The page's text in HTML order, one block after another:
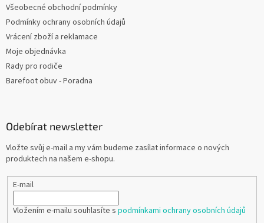
Všeobecné obchodní podmínky
Podmínky ochrany osobních údajů
Vrácení zboží a reklamace
Moje objednávka
Rady pro rodiče
Barefoot obuv - Poradna
Odebírat newsletter
Vložte svůj e-mail a my vám budeme zasílat informace o nových
produktech na našem e-shopu.
E-mail
Vložením e-mailu souhlasíte s podmínkami ochrany osobních údajů